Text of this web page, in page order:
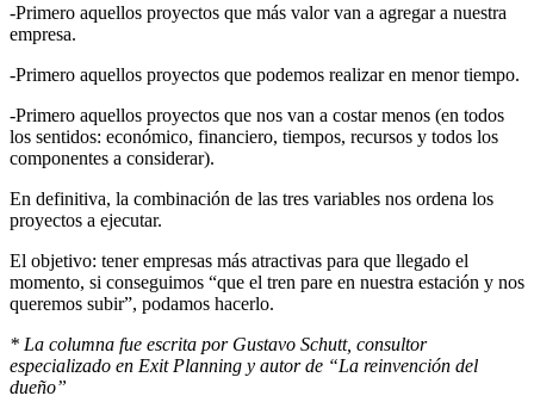
-Primero aquellos proyectos que más valor van a agregar a nuestra
empresa.
-Primero aquellos proyectos que podemos realizar en menor tiempo.
-Primero aquellos proyectos que nos van a costar menos (en todos
los sentidos: económico, financiero, tiempos, recursos y todos los
componentes a considerar).
En definitiva, la combinación de las tres variables nos ordena los
proyectos a ejecutar.
El objetivo: tener empresas más atractivas para que llegado el
momento, si conseguimos “que el tren pare en nuestra estación y nos
queremos subir”, podamos hacerlo.
* La columna fue escrita por Gustavo Schutt, consultor
especializado en Exit Planning y autor de “La reinvención del
dueño”